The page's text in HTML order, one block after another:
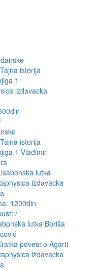
istorija
1 Vladimir
1200din
/
lutka Boriša